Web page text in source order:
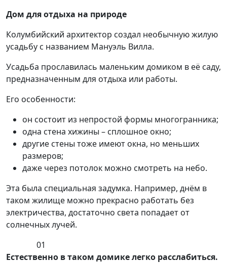
Дом для отдыха на природе
Колумбийский архитектор создал необычную жилую
усадьбу с названием Мануэль Вилла.
Усадьба прославилась маленьким домиком в её саду,
предназначенным для отдыха или работы.
Его особенности:
он состоит из непростой формы многогранника;
одна стена хижины – сплошное окно;
другие стены тоже имеют окна, но меньших
размеров;
даже через потолок можно смотреть на небо.
Эта была специальная задумка. Например, днём в
таком жилище можно прекрасно работать без
электричества, достаточно света попадает от
солнечных лучей.
01
Естественно в таком домике легко расслабиться.